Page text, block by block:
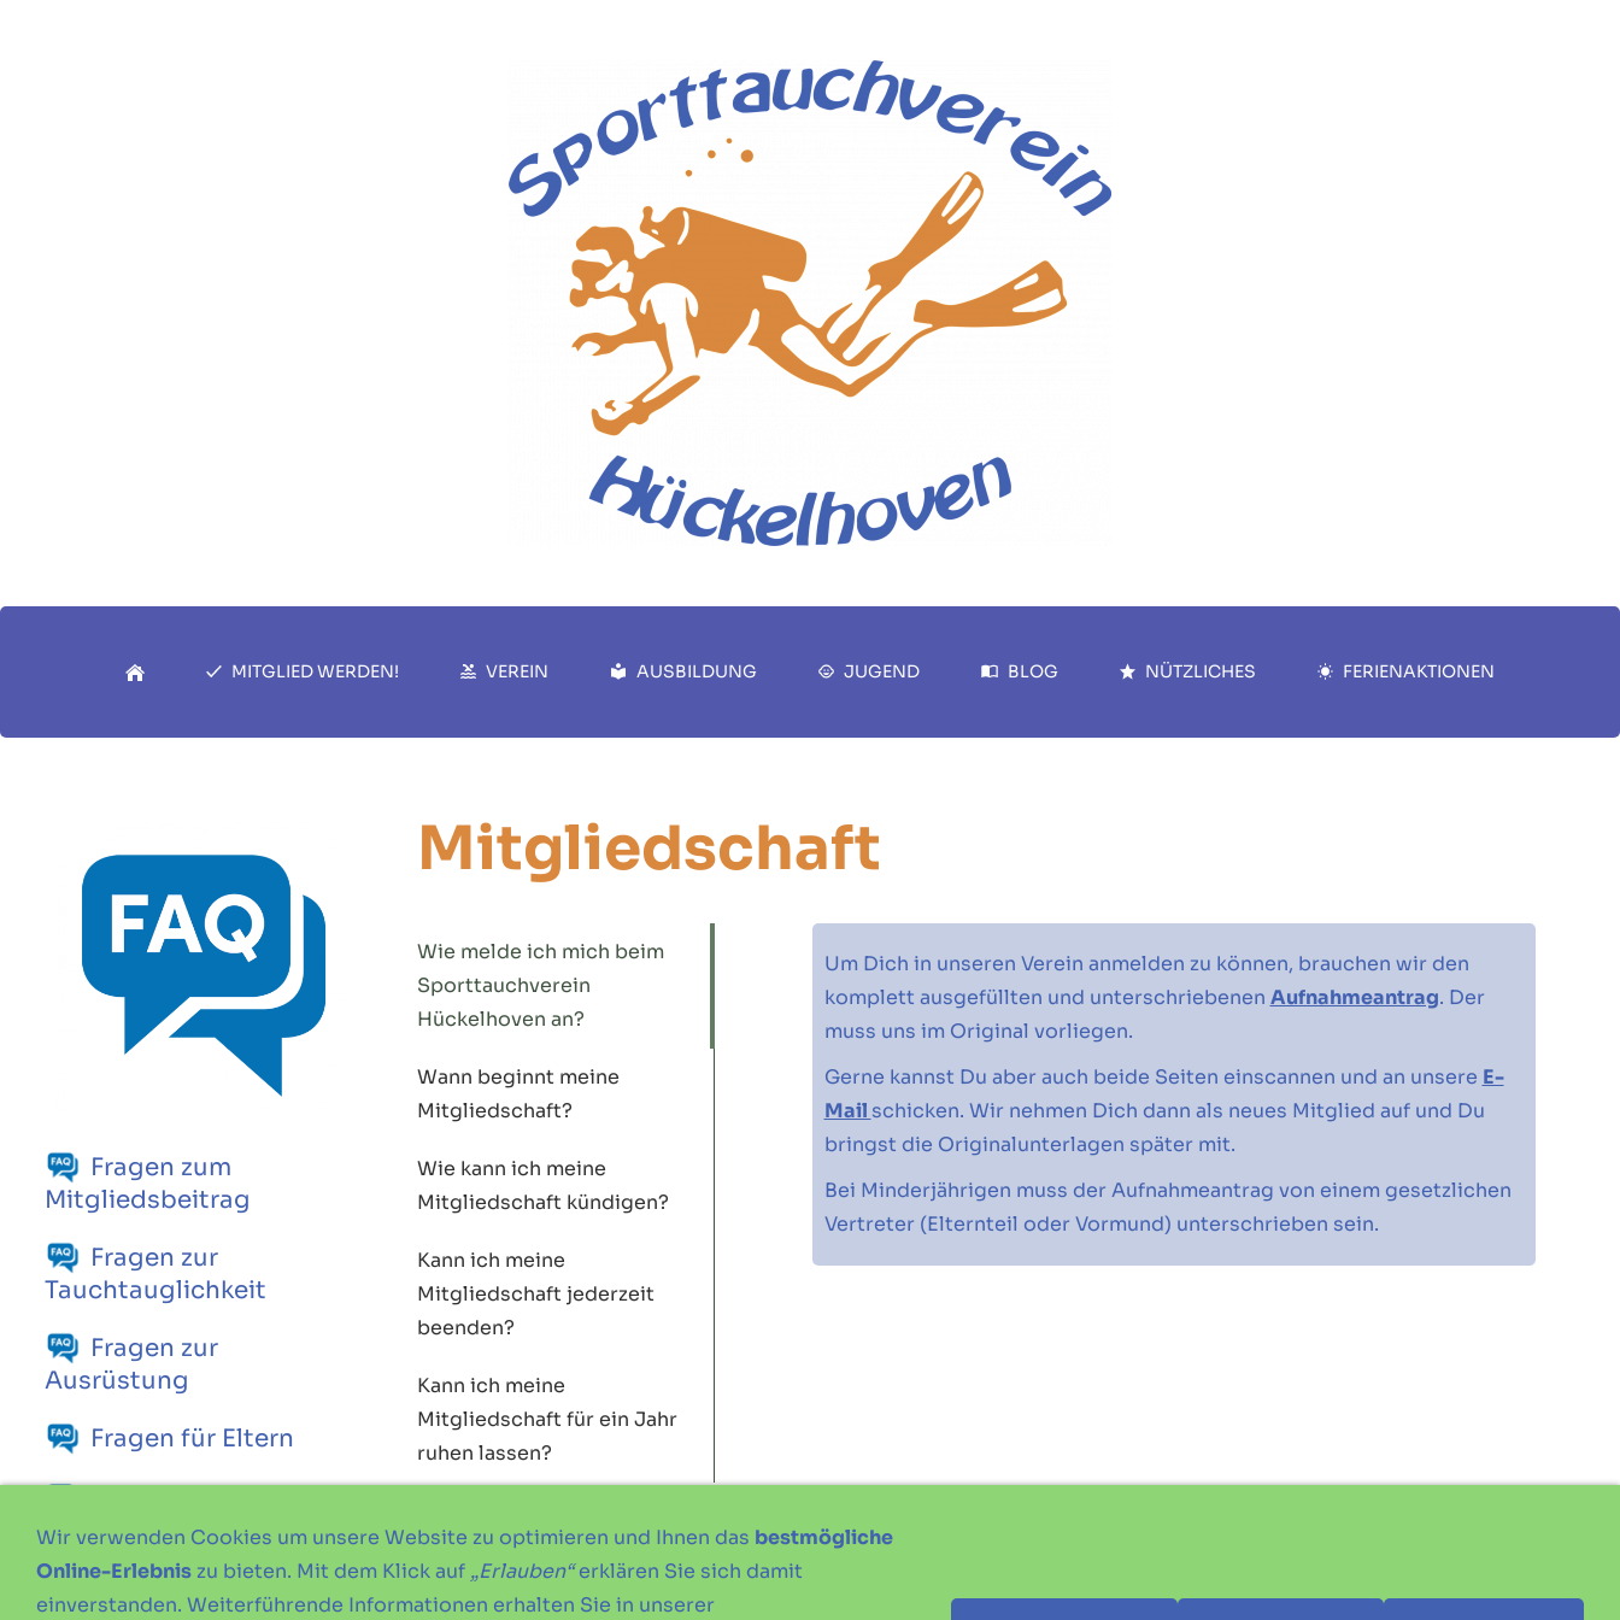
MITGLIED WERDEN! VEREIN AUSBILDUNG JUGEND BLOG NÜTZLICHES FERIENAKTIONEN
Fragen zum
Mitgliedsbeitrag
Fragen zur
Tauchtauglichkeit
Fragen zur
Ausrüstung
Fragen für Eltern
Nichtmitglieder
Mitgliedschaft
Wie melde ich mich beim
Sporttauchverein
Hückelhoven an?
Wann beginnt meine
Mitgliedschaft?
Wie kann ich meine
Mitgliedschaft kündigen?
Kann ich meine
Mitgliedschaft jederzeit
beenden?
Kann ich meine
Mitgliedschaft für ein Jahr
ruhen lassen?
Um Dich in unseren Verein anmelden zu können, brauchen wir den
komplett ausgefüllten und unterschriebenen Aufnahmeantrag. Der
muss uns im Original vorliegen.
Gerne kannst Du aber auch beide Seiten einscannen und an unsere E-
Mail schicken. Wir nehmen Dich dann als neues Mitglied auf und Du
bringst die Originalunterlagen später mit.
Bei Minderjährigen muss der Aufnahmeantrag von einem gesetzlichen
Vertreter (Elternteil oder Vormund) unterschrieben sein.
Wir verwenden Cookies um unsere Website zu optimieren und Ihnen das bestmögliche
Online-Erlebnis zu bieten. Mit dem Klick auf „Erlauben“erklären Sie sich damit
einverstanden. Weiterführende Informationen erhalten Sie in unserer